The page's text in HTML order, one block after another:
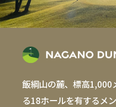
飯綱山の麓、標高1,000
る18ホールを有するメ